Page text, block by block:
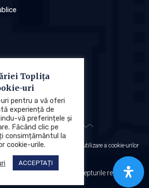
personal (GDPR) Politica de utilizare a cookie-urilor
Toplița © 2025. Toate drepturile rezervate.
Toplița
uri
pentru a vă oferi
experiență de
vă preferințele și
Făcând clic pe
consimțământul la
cookie-urile.
ACCEPTAȚI